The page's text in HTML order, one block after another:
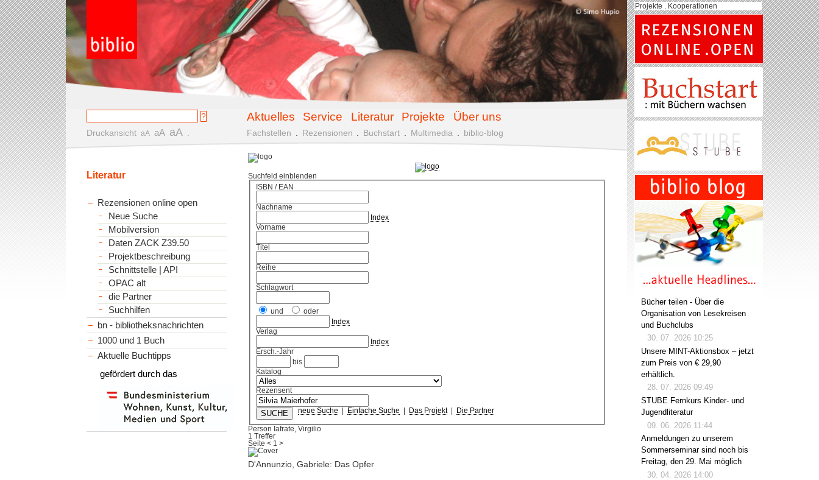
Aktuelles Service Literatur Projekte Über uns
Druckansicht aA aA aA Fachstellen Rezensionen Buchstart Multimedia biblio-blog
Suchfeld einblenden
ISBN / EAN
Nachname
Index
Vorname
Titel
Reihe
Schlagwort
und
oder
Index
Verlag
Index
Ersch.-Jahr
bis
Katalog
Rezensent
neue Suche Einfache Suche Das Projekt| Die Partner
Person Iafrate, Virgilio
1 Treffer
Seite< 1 >
D'Annunzio, Gabriele: Das Opfer
Literatur
Rezensionen online open
Neue Suche
Mobilversion
Daten ZACK Z39.50
Projektbeschreibung
Schnittstelle | API
OPAC alt
die Partner
Suchhilfen
bn - bibliotheksnachrichten
1000 und 1 Buch
Aktuelle Buchtipps
gefördert durch das
Projekte . Kooperationen
Bücher teilen - Über die
Organisation von Lesekreisen
und Buchclubs
30. 07. 2026 10:25
Unsere MINT-Aktionsbox – jetzt
zum Preis von € 29,90
erhältlich.
28. 07. 2026 09:49
STUBE Fernkurs Kinder- und
Jugendliteratur
09. 06. 2026 11:44
Anmeldungen zu unserem
Sommerseminar sind noch bis
Freitag, den 29. Mai möglich
30. 04. 2026 14:00